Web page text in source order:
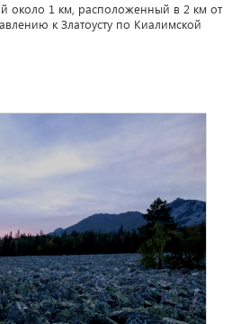
около 1 км, расположенный в 2 км от
к Златоусту по Киалимской